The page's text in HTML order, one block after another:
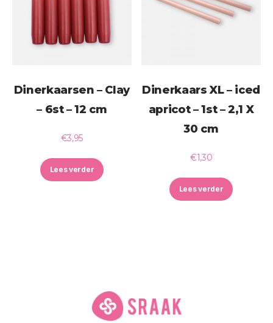
Dinerkaarsen – Clay
– 6st – 12 cm
€3,95
Lees verder
Dinerkaars XL – iced
apricot – 1st – 2,1 X
30 cm
€1,30
Lees verder